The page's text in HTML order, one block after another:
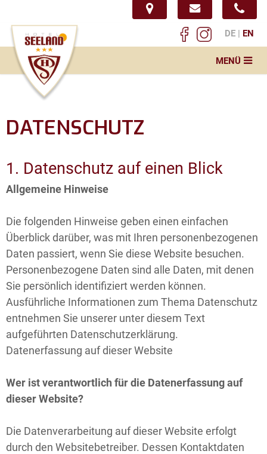
DE EN
MENÜ
Restaurant & Öffnungszeiten
Impressionen
DATENSCHUTZ
1. Datenschutz auf einen Blick
Allgemeine Hinweise
Die folgenden Hinweise geben einen einfachen
Überblick darüber, was mit Ihren personenbezogenen
Daten passiert, wenn Sie diese Website besuchen.
Personenbezogene Daten sind alle Daten, mit denen
Sie persönlich identifiziert werden können.
Ausführliche Informationen zum Thema Datenschutz
entnehmen Sie unserer unter diesem Text
aufgeführten Datenschutzerklärung.
Datenerfassung auf dieser Website
Wer ist verantwortlich für die Datenerfassung auf
dieser Website?
Die Datenverarbeitung auf dieser Website erfolgt
durch den Websitebetreiber. Dessen Kontaktdaten